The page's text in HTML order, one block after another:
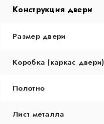
Конструкция двери
Размер двери
Коробка (каркас двери)
Полотно
Лист металла